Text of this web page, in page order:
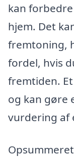
kan
hjem. Det
fremtoning,
fordel, hvis
fremtiden.
og kan gøre
vurdering af